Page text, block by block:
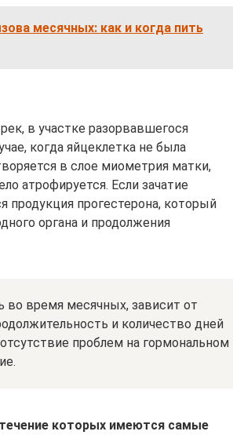
месячных: как и когда пить
в участке разорвавшегося
когда яйцеклетка не была
в слое миометрия матки,
атрофируется. Если зачатие
продукция прогестерона, который
органа и продолжения
во время месячных, зависит от
и количество дней
проблем на гормональном
которых имеются самые